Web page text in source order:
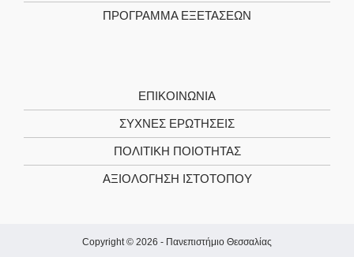
ΠΡΌΓΡΑΜΜΑ ΕΞΕΤΆΣΕΩΝ
ΕΠΙΚΟΙΝΩΝΊΑ
ΣΥΧΝΕΣ ΕΡΩΤΗΣΕΙΣ
ΠΟΛΙΤΙΚΉ ΠΟΙΌΤΗΤΑΣ
ΑΞΙΟΛΌΓΗΣΗ ΙΣΤΌΤΟΠΟΥ
Copyright © 2026 - Πανεπιστήμιο Θεσσαλίας